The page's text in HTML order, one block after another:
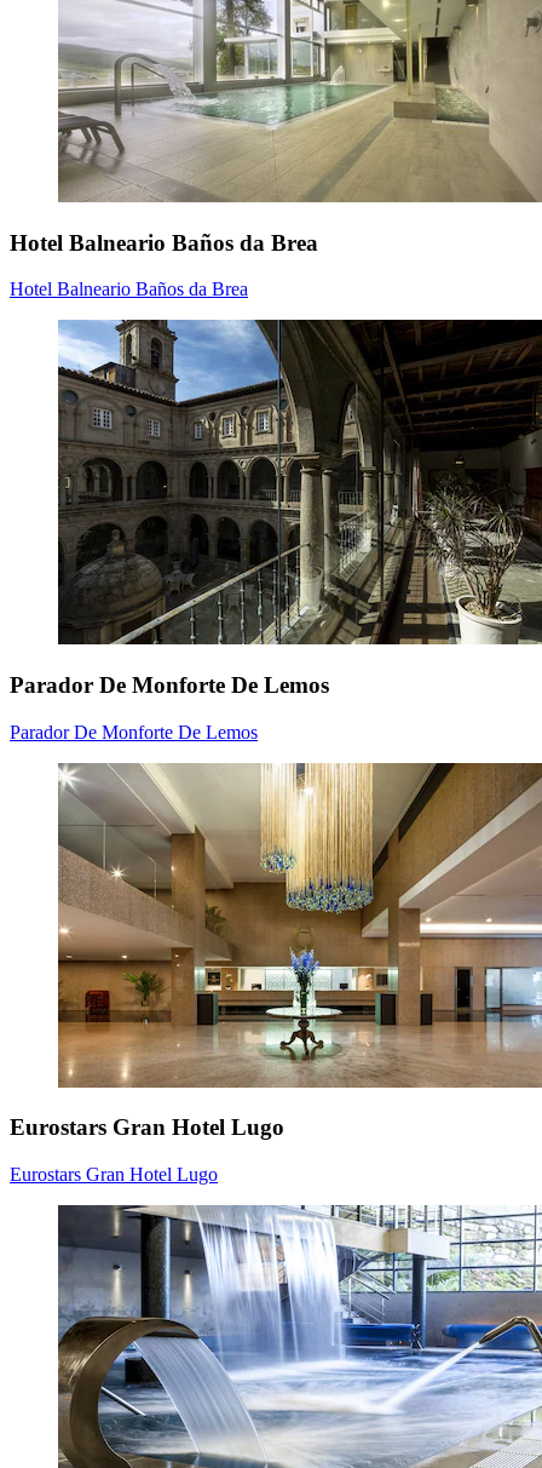
Hotel Balneario Baños da Brea
Hotel Balneario Baños da Brea
Parador De Monforte De Lemos
Parador De Monforte De Lemos
Eurostars Gran Hotel Lugo
Eurostars Gran Hotel Lugo